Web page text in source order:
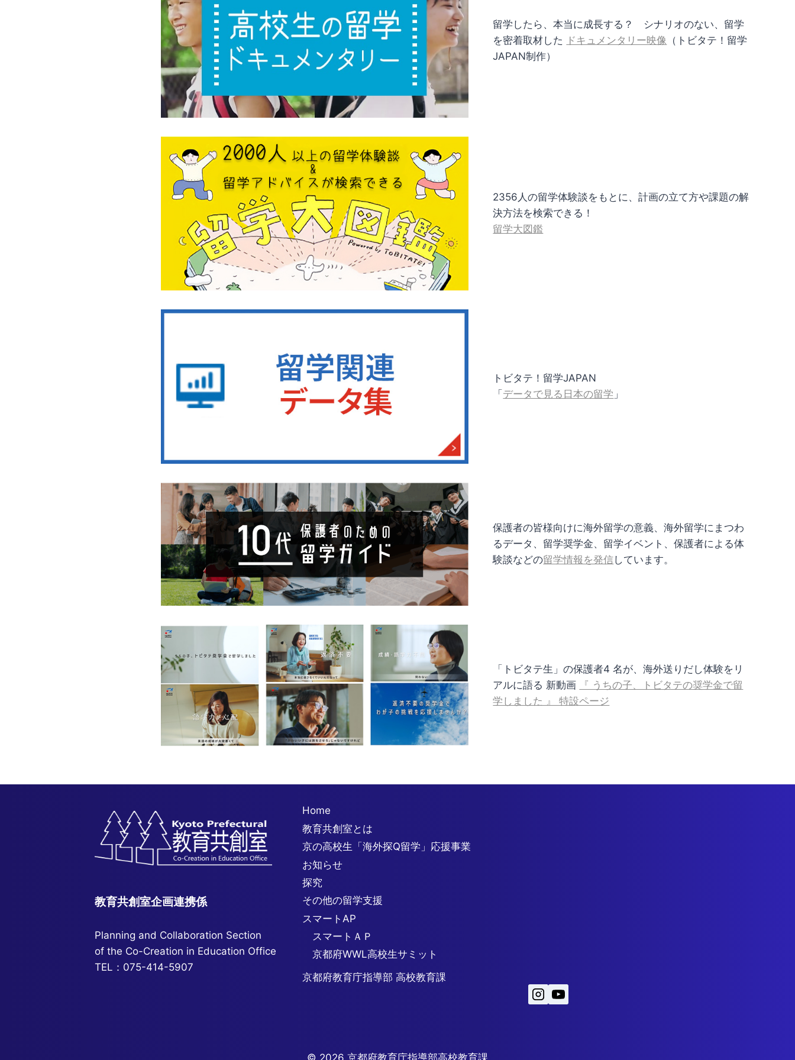
留学したら、本当に成長する？ シナリオのない、留学
を密着取材した
ドキュメンタリー映像
（トビタテ！留学
JAPAN制作）
2356人の留学体験談をもとに、計画の立て方や課題の解
決方法を検索できる！
留学大図鑑
トビタテ！留学JAPAN
「 データで見る日本の留学 」
保護者の皆様向けに海外留学の意義、海外留学にまつわ
るデータ、留学奨学金、留学イベント、保護者による体
験談などの留学情報を発信しています。
「トビタテ生」の保護者4 名が、海外送りだし体験をリ
アルに語る 新動画
『 うちの子、トビタテの奨学金で留
学しました 』 特設ページ
教育共創室企画連携係
Planning and Collaboration Section
of the Co-Creation in Education Office
TEL：075-414-5907
Home
教育共創室とは
京の高校生「海外探Q留学」応援事業
お知らせ
探究
その他の留学支援
スマートAP
スマートＡＰ
京都府WWL高校生サミット
京都府教育庁指導部 高校教育課
© 2026 京都府教育庁指導部高校教育課